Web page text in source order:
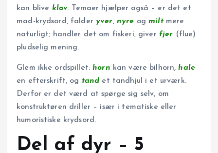
kan blive klov. Temaer hjælper også – er det et
mad-krydsord, falder yver, nyre ogmiltmere
naturligt; handler det om fiskeri, giver fjer (flue)
pludselig mening.
Glem ikke ordspillet:horn kan være bilhorn,hale
en efterskrift, og tand et tandhjul i et urværk.
Derfor er det værd at spørge sig selv, om
konstruktøren driller – især i tematiske eller
humoristiske krydsord.
Del af dyr – 5